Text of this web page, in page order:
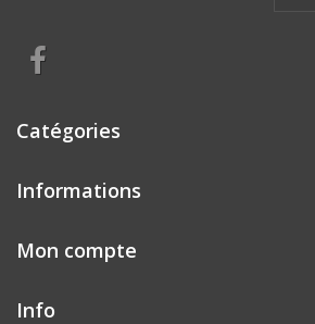
Catégories
Informations
Mon compte
Info